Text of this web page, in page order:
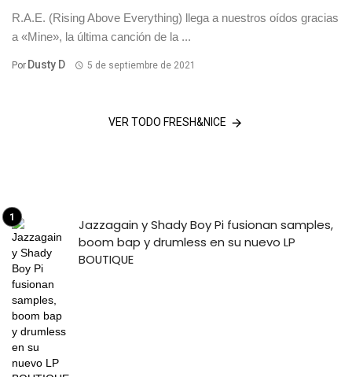
R.A.E. (Rising Above Everything) llega a nuestros oídos gracias
a «Mine», la última canción de la ...
Por Dusty D 5 de septiembre de 2021
VER TODO FRESH&NICE
Jazzagain y Shady Boy Pi fusionan samples,
boom bap y drumless en su nuevo LP
BOUTIQUE